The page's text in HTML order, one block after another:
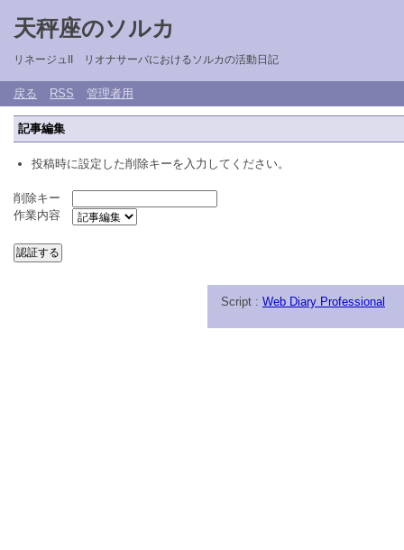
天秤座のソルカ
リネージュII リオナサーバにおけるソルカの活動日記
戻る RSS 管理者用
記事編集
投稿時に設定した削除キーを入力してください。
削除キー
作業内容
Script : Web Diary Professional